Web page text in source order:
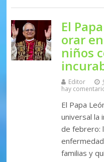
El
orar
niños
Editor
hay
El Papa
universal la
de febrero:
familias y